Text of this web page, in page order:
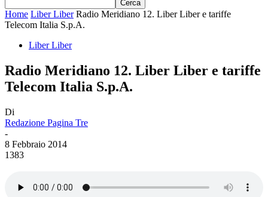
Home Liber Liber Radio Meridiano 12. Liber Liber e tariffe
Telecom Italia S.p.A.
Liber Liber
Radio Meridiano 12. Liber Liber e tariffe
Telecom Italia S.p.A.
Di
Redazione Pagina Tre
-
8 Febbraio 2014
1383